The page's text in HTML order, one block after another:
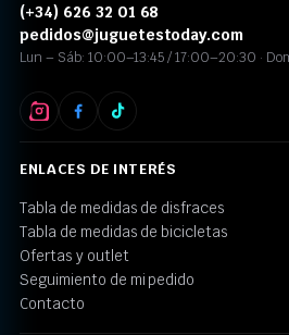
(+34) 626 32 01 68
pedidos@juguetestoday.com
Lun – Sáb: 10:00–13:45 / 17:00–20:30 ·
ENLACES DE INTERÉS
Tabla de medidas de disfraces
Tabla de medidas de bicicletas
Ofertas y outlet
Seguimiento de mi pedido
Contacto